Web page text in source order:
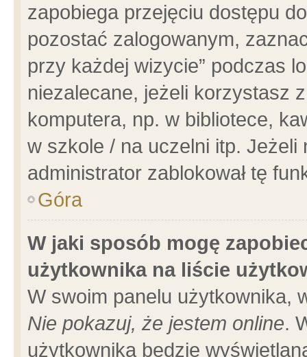
zapobiega przejęciu dostępu
pozostać zalogowanym,
przy każdej wizycie” podczas
niezalecane, jeżeli korzystasz
komputera, np. w bibliotece,
w szkole / na uczelni itp.
administrator zablokował tę
Góra
W jaki sposób mogę
użytkownika na liście
W swoim panelu użytkownika,
Nie pokazuj, że jestem online.
użytkownika będzie